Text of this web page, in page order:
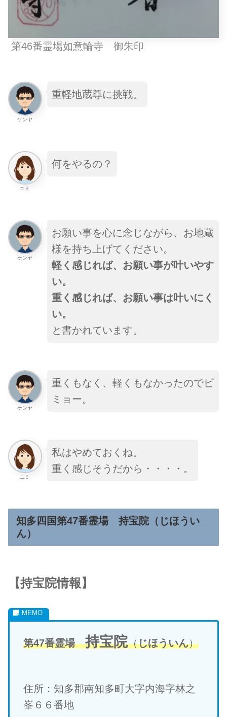
第46番霊場如意輪寺 御朱印
ケンヤ
重軽地蔵尊に挑戦。
ユミ
何をやるの？
ケンヤ
お願い事を心に念じながら、お地蔵
様を持ち上げてください。
軽く感じれば、お願い事が叶いやす
い。
重く感じれば、お願い事は叶いにく
い。
と書かれています。
ケンヤ
重くもなく、軽くもなかったのでビ
ミョー。
ユミ
私はやめておくね。
重く感じそうだから・・・・。
知多四国第47番霊場 持宝院（ じほうい
ん）
【持宝院情報】
第47番霊場 持宝院（じほういん）
住所： 知多郡南知多町大字内海字林之
峯６６番地